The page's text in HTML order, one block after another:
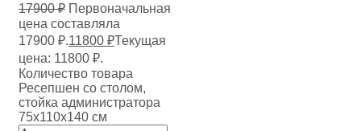
17900₽ Первоначальная
цена составляла
17900 ₽.11800 ₽Текущая
цена: 11800 ₽.
Количество товара
Ресепшен со столом,
стойка администратора
75х110х140 см